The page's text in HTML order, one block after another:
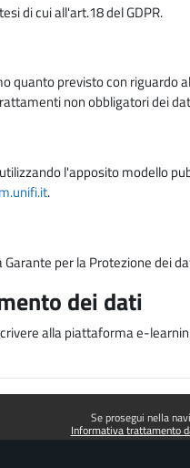
Se prosegui nella
Informativa trattamento
di cui all'art.18 del GDPR.
quanto previsto con
non obbligatori dei
l'apposito modello
.
per la Protezione dei
dei dati
alla piattaforma e-